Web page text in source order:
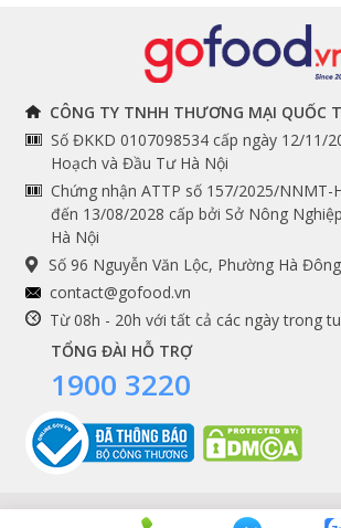
Tuyển
THÔNG TIN
Chính sách và quy định
chung
Hướng dẫn đặt hàng
Cam kết chất lượng
THEO DÕI
Tiktok
DỊCH VỤ
Premium services
CÔNG TY TNHH THƯƠNG MẠI QUỐC
Số ĐKKD 0107098534 cấp ngày 12/11/
Hoạch và Đầu Tư Hà Nội
Chứng nhận ATTP số 157/2025/NNMT-
đến 13/08/2028 cấp bởi Sở Nông
Hà Nội
Số 96 Nguyễn Văn Lộc, Phường Hà
contact@gofood.vn
Từ 08h - 20h với tất cả các ngày trong
TỔNG ĐÀI HỖ TRỢ
1900 3220